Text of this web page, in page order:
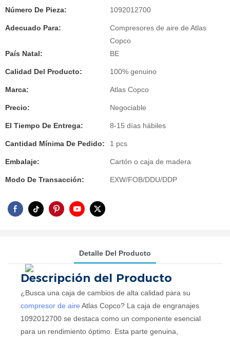
Número De Pieza: 1092012700
Adecuado Para:
Compresores de aire de Atlas
Copco
País Natal:
BE
Calidad Del Producto: 100% genuino
Marca: Atlas Copco
Precio: Negociable
El Tiempo De Entrega: 8-15 días hábiles
Cantidad Mínima De Pedido: 1 pcs
Embalaje: Cartón o caja de madera
Modo De Transacción: EXW/FOB/DDU/DDP
Detalle Del Producto
Descripción del Producto
¿Busca una caja de cambios de alta calidad para su
compresor de aire Atlas Copco? La caja de engranajes
1092012700 se destaca como un componente esencial
para un rendimiento óptimo. Esta parte genuina,